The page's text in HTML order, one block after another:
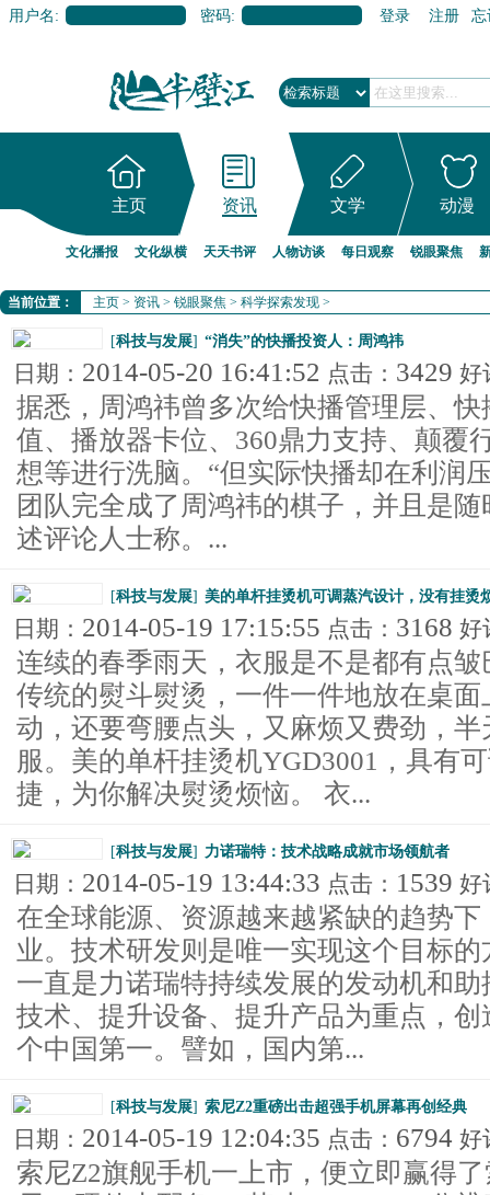
用户名: 密码: 登录 注册 忘
主页 资讯 文学 动漫
文化播报 文化纵横 天天书评 人物访谈 每日观察 锐眼聚焦
当前位置： 主页 > 资讯 > 锐眼聚焦 > 科学探索发现 >
[科技与发展] “消失”的快播投资人：周鸿祎
日期： 2014-05-20 16:41:52 点击： 3429 好
据悉，周鸿祎曾多次给快播管理层、
值、播放器卡位、360鼎力支持、颠覆
想等进行洗脑。“但实际快播却在利润
团队完全成了周鸿祎的棋子，并且是
述评论人士称。...
[科技与发展] 美的单杆挂烫机可调蒸汽设计，没有挂烫
日期： 2014-05-19 17:15:55 点击： 3168 好
连续的春季雨天，衣服是不是都有点
传统的熨斗熨烫，一件一件地放在桌
动，还要弯腰点头，又麻烦又费劲，
服。美的单杆挂烫机YGD3001，具有
捷，为你解决熨烫烦恼。 衣...
[科技与发展] 力诺瑞特：技术战略成就市场领航者
日期： 2014-05-19 13:44:33 点击： 1539 好
在全球能源、资源越来越紧缺的趋势
业。技术研发则是唯一实现这个目标
一直是力诺瑞特持续发展的发动机和
技术、提升设备、提升产品为重点，
个中国第一。譬如，国内第...
[科技与发展] 索尼Z2重磅出击超强手机屏幕再创经典
日期： 2014-05-19 12:04:35 点击： 6794 好
索尼Z2旗舰手机一上市，便立即赢得